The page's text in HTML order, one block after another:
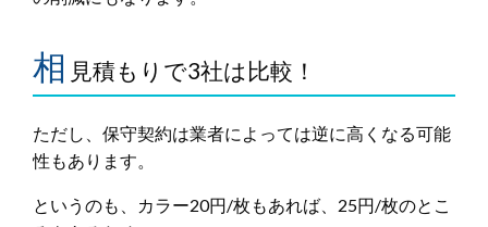
相 見積もりで3社は比較！
ただし、保守契約は業者によっては逆に高くなる可能
性もあります。
というのも、カラー20円/枚もあれば、25円/枚のとこ